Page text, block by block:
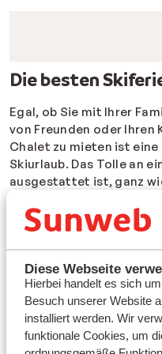
Diese Webseite
Hierbei handelt es sich
Besuch unserer Website
installiert werden. Wir
funktionale Cookies, um
Die besten
Egal, ob Sie mit Ihrer
von Freunden oder Ihren
Chalet zu mieten ist
Skiurlaub. Das Tolle an
ausgestattet ist, ganz
haben, oder ist es Ihnen
zu sein, dass Sie direkt
können? Was auch
Ihre Suche mit den
Wussten Sie, dass Sie
oder einem Catering-
das Beste aus beiden